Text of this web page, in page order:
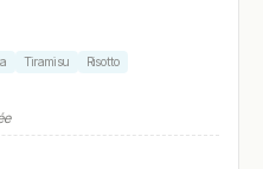
Tiramisu Risotto